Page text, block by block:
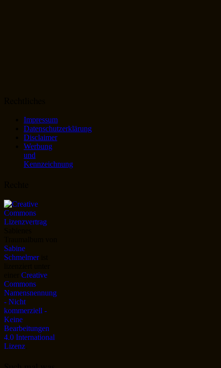
Impressum
Datenschutzerklärung
Disclaimer
Werbung
und
Kennzeichnung
Sabine
Schmelmerist
Creative
Commons
Namensnennung
- Nicht
kommerziell -
Keine
Bearbeitungen
4.0 International
Lizenz